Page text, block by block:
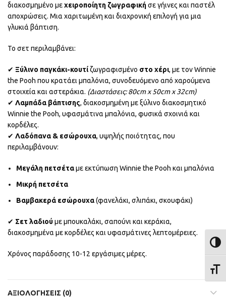
διακοσμημένο μεχειροποίητη ζωγραφικήσε γήινες και παστέλ
αποχρώσεις. Μια χαριτωμένη και διαχρονική επιλογή για μια
γλυκιά βάπτιση.
Το σετ περιλαμβάνει:
✔ Ξύλινο παγκάκι-κουτίζωγραφισμένο στο χέρι, με τον Winnie
the Pooh που κρατάει μπαλόνια, συνοδευόμενο από χαρούμενα
στοιχεία και αστεράκια. (Διαστάσεις: 80cm x 50cm x 32cm)
✔ Λαμπάδα βάπτισης, διακοσμημένη με ξύλινο διακοσμητικό
Winnie the Pooh, υφασμάτινα μπαλόνια, φυσικά σχοινιά και
κορδέλες.
✔ Λαδόπανα & εσώρουχα, υψηλής ποιότητας, που
περιλαμβάνουν:
Μεγάλη πετσέταμε εκτύπωση Winnie the Pooh και μπαλόνια
Μικρή πετσέτα
Βαμβακερά εσώρουχα(φανελάκι, σλιπάκι, σκουφάκι)
✔ Σετ λαδιούμε μπουκαλάκι, σαπούνι και κεράκια,
διακοσμημένα με κορδέλες και υφασμάτινες λεπτομέρειες.
Χρόνος παράδοσης 10-12 εργάσιμες μέρες.
ΑΞΙΟΛΟΓΉΣΕΙΣ (0)